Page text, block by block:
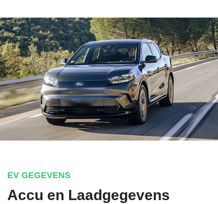
EV GEGEVENS
Accu en Laadgegevens